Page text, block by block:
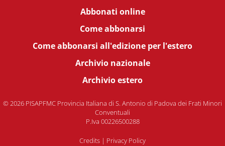
Abbonati online
Come abbonarsi
Come abbonarsi all'edizione per l'estero
Archivio nazionale
Archivio estero
© 2026 PISAPFMC Provincia Italiana di S. Antonio di Padova dei Frati Minori
Conventuali
P.Iva 00226500288
Credits | Privacy Policy